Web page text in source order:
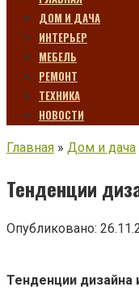
ДОМ И ДАЧА
ИНТЕРЬЕР
МЕБЕЛЬ
РЕМОНТ
ТЕХНИКА
НОВОСТИ
Главная » Дом и дача
Тенденции
Опубликовано:
Тенденции дизайна